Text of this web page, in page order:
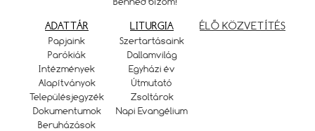
ADATTÁR
Papjaink
Parókiák
Intézmények
Alapítványok
Településjegyzék
Dokumentumok
Beruházások
LITURGIA
Szertartásaink
Dallamvilág
Egyházi év
Útmutató
Zsoltárok
Napi Evangélium
ÉLŐ KÖZVETÍTÉS